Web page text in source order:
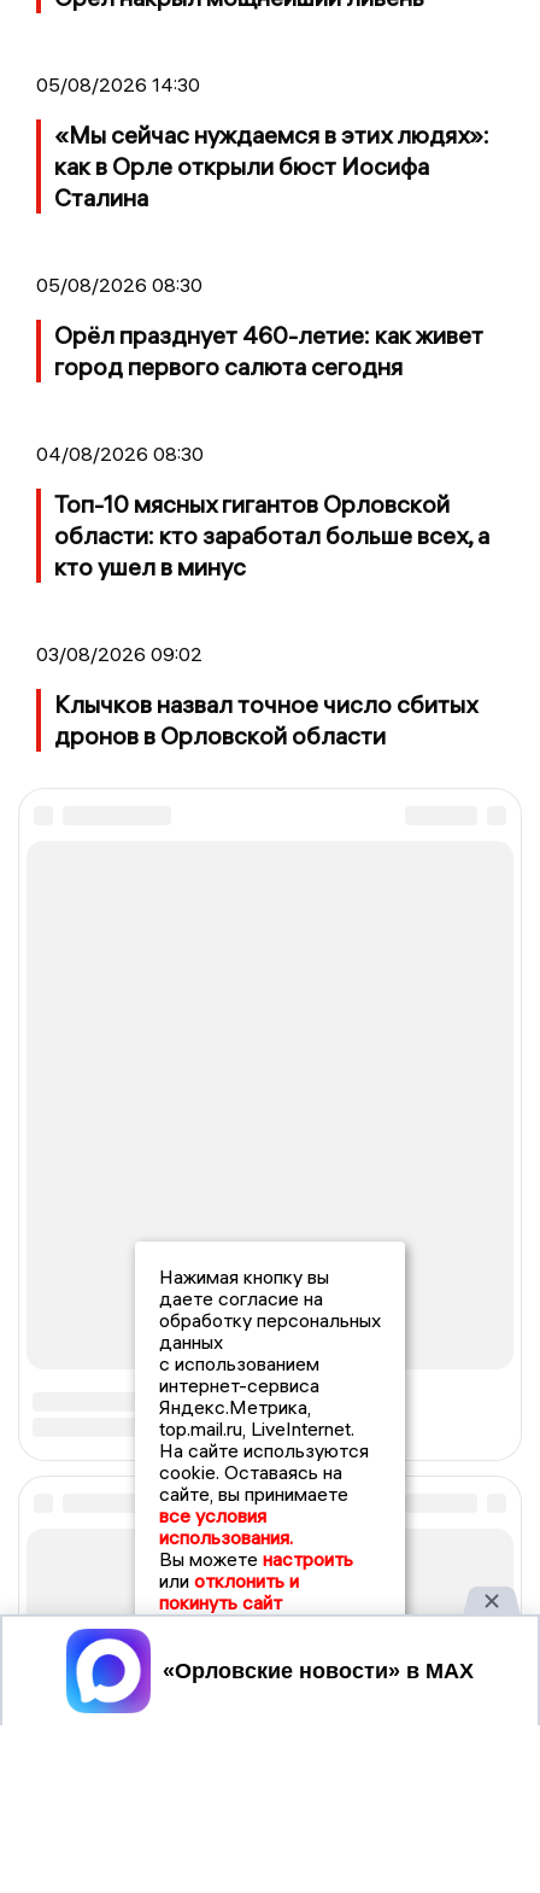
05/08/2026 14:30
«Мы сейчас нуждаемся в этих людях»:
как в Орле открыли бюст Иосифа
Сталина
05/08/2026 08:30
Орёл празднует 460-летие: как живет
город первого салюта сегодня
04/08/2026 08:30
Топ-10 мясных гигантов Орловской
области: кто заработал больше всех, а
кто ушел в минус
03/08/2026 09:02
Клычков назвал точное число сбитых
дронов в Орловской области
Нажимая кнопку вы
даете согласие на
обработку персональных
данных
с использованием
интернет-сервиса
Яндекс.Метрика,
top.mail.ru, LiveInternet.
На сайте используются
cookie. Оставаясь на
сайте, вы принимаете
все условия
использования.
Вы можете настроить
или отклонить и
покинуть сайт
Принять